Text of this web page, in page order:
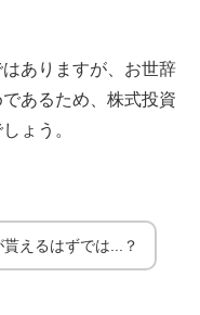
ありますが、お世辞
あるため、株式投資
ょう。
えるはずでは...？